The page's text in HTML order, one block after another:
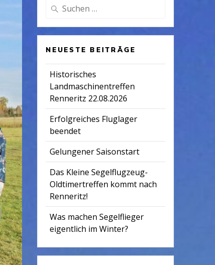
Suchen
nach:
NEUESTE BEITRÄGE
Historisches
Landmaschinentreffen
Renneritz 22.08.2026
Erfolgreiches Fluglager
beendet
Gelungener Saisonstart
Das Kleine Segelflugzeug-
Oldtimertreffen kommt nach
Renneritz!
Was machen Segelflieger
eigentlich im Winter?